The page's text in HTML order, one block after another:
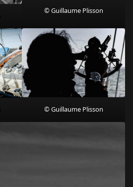
© Guillaume Plisson
© Guillaume Plisson